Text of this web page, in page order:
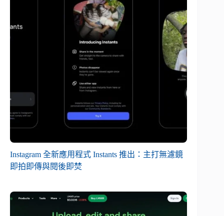
Instagram 全新應用程式 Instants 推出：主打無濾鏡
即拍即傳與閱後即焚